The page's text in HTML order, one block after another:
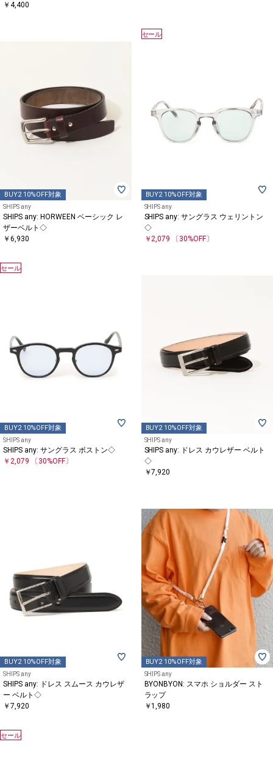
￥4,400
BUY2 10%OFF対象
SHIPS any
SHIPS any: HORWEEN ベーシック レ
ザーベルト◇
￥6,930
セール
BUY2 10%OFF対象
SHIPS any
SHIPS any: サングラス ウェリントン
◇
￥2,079
〔30%OFF〕
セール
BUY2 10%OFF対象
SHIPS any
SHIPS any: サングラス ボストン◇
￥2,079 〔30%OFF〕
BUY2 10%OFF対象
SHIPS any
SHIPS any: ドレス カウレザー ベルト
◇
￥7,920
BUY2 10%OFF対象
SHIPS any
SHIPS any: ドレス スムース カウレザ
ー ベルト◇
￥7,920
BUY2 10%OFF対象
SHIPS any
BYONBYON: スマホ ショルダー スト
ラップ
￥1,980
セール